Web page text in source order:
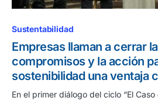
Sustentabilidad
Empresas llaman a cerrar
compromisos y la acción
sostenibilidad una ventaja
En el primer diálogo del ciclo “El